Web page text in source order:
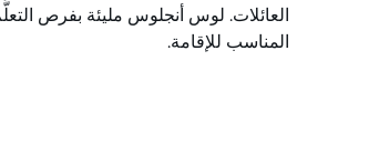
العائلات. لوس أنجلوس مليئة بفرص
المناسب للإقامة.